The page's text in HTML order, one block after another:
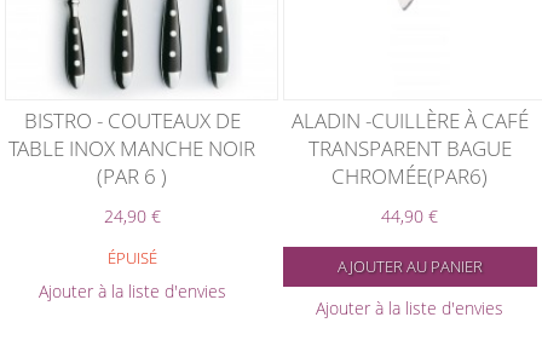
BISTRO - COUTEAUX DE
TABLE INOX MANCHE NOIR
(PAR 6 )
24,90 €
ÉPUISÉ
Ajouter à la liste d'envies
ALADIN -CUILLÈRE À CAFÉ
TRANSPARENT BAGUE
CHROMÉE(PAR6)
44,90 €
AJOUTER AU PANIER
Ajouter à la liste d'envies